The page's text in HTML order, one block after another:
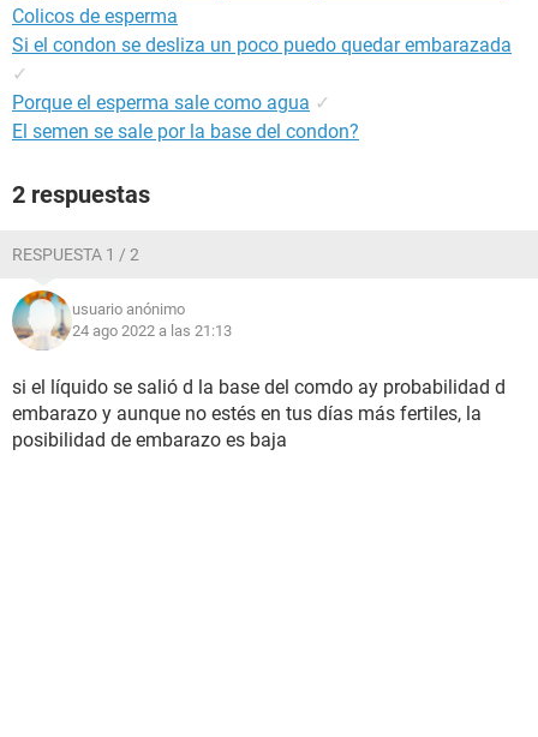
Colicos de esperma
Si el condon se desliza un poco puedo quedar embarazada
✓
Porque el esperma sale como agua ✓
El semen se sale por la base del condon?
2 respuestas
RESPUESTA 1 / 2
usuario anónimo
24 ago 2022 a las 21:13
si el líquido se salió d la base del comdo ay probabilidad d
embarazo y aunque no estés en tus días más fertiles, la
posibilidad de embarazo es baja